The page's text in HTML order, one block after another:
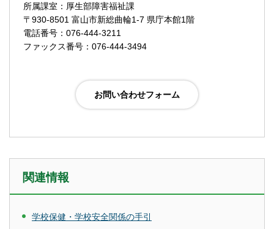
所属課室：厚生部障害福祉課
〒930-8501 富山市新総曲輪1-7 県庁本館1階
電話番号：076-444-3211
ファックス番号：076-444-3494
関連情報
学校保健・学校安全関係の手引